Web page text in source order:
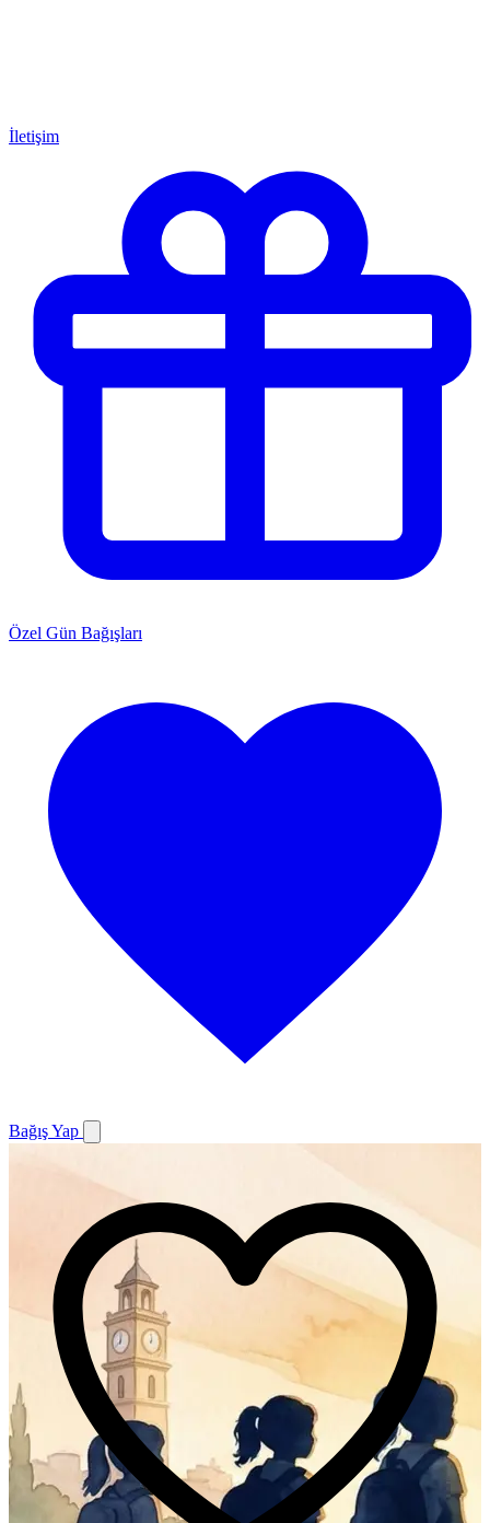
İletişim
Özel Gün Bağışları
Bağış Yap